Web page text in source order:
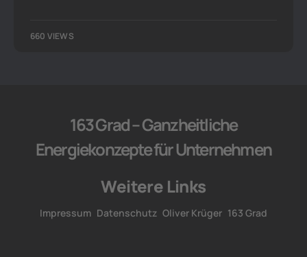
660 VIEWS
163 Grad – Ganzheitliche
Energiekonzepte für Unternehmen
Weitere Links
Impressum Datenschutz Oliver Krüger 163 Grad